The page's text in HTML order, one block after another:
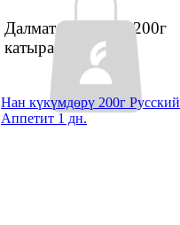
Далматово мейиз 200г
катырактары1 дн.
Нан күкүмдөрү 200г Русский
Аппетит 1 дн.